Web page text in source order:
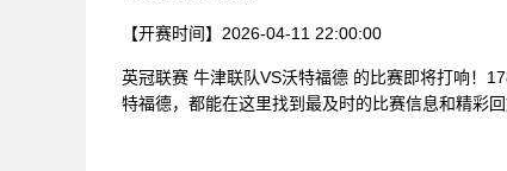
【开赛时间】 2026-04-11 22:00:00
英冠联赛 牛津联队VS沃特福德 的比赛即将打响！
特福德，都能在这里找到最及时的比赛信息和精彩回